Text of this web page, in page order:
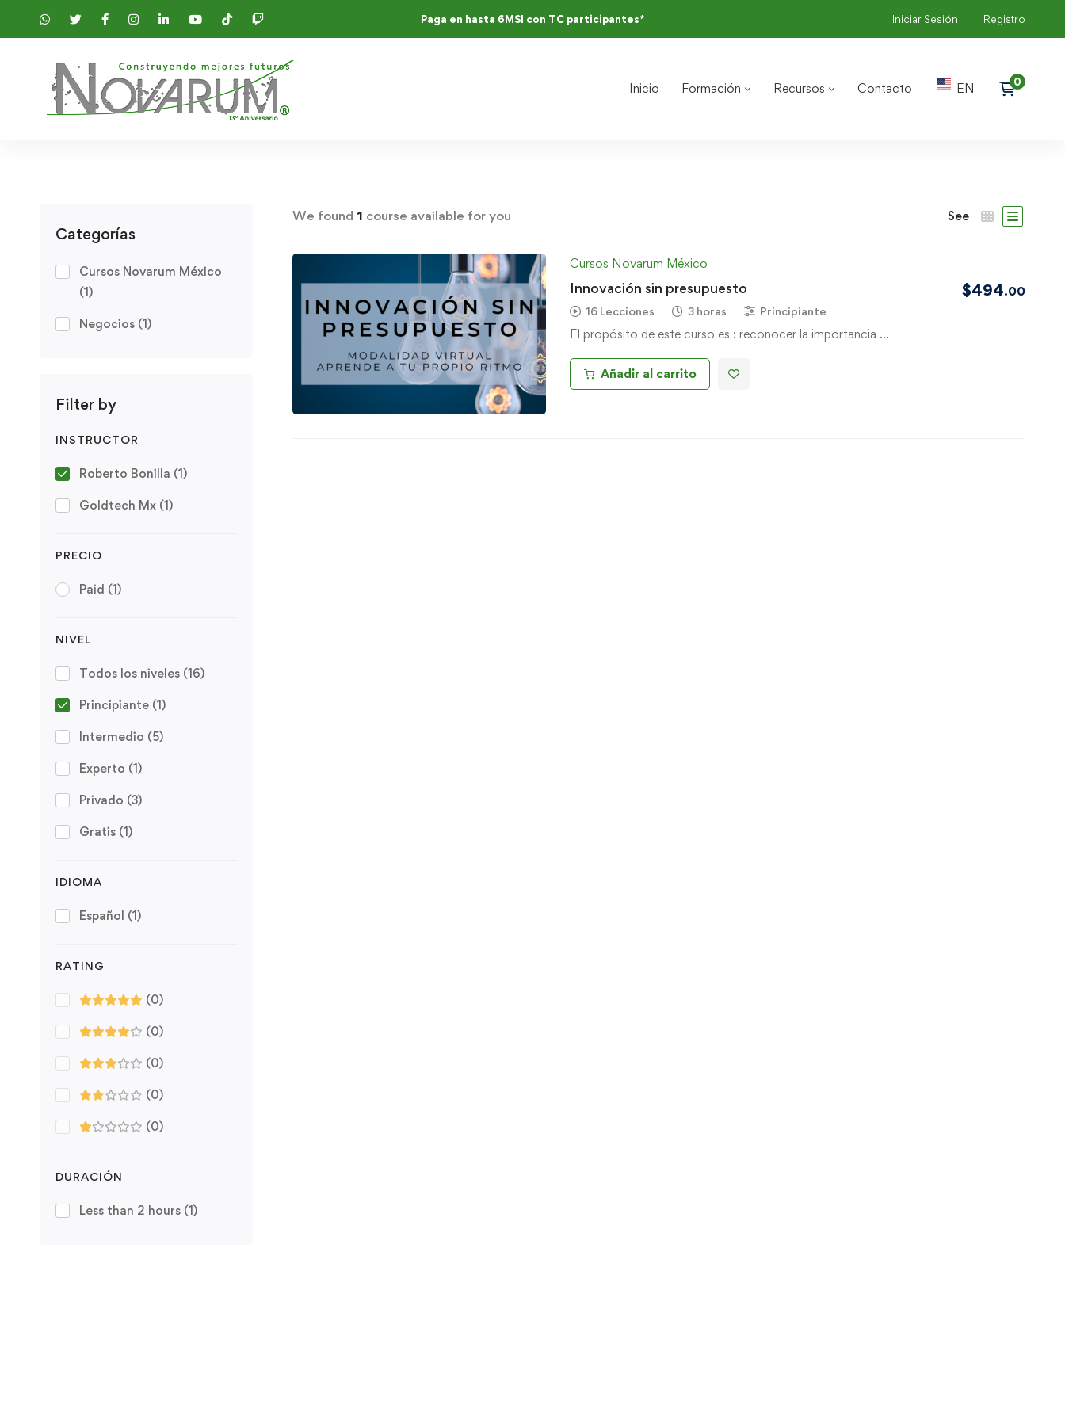
Paga en hasta 6MSI con TC participantes* Iniciar Sesión Registro
Inicio Formación Recursos Contacto EN
Categorías
Cursos Novarum México
(1)
Negocios (1)
Filter by
INSTRUCTOR
Roberto Bonilla (1)
Goldtech Mx (1)
PRECIO
Paid (1)
NIVEL
Todos los niveles (16)
Principiante (1)
Intermedio (5)
Experto (1)
Privado (3)
Gratis (1)
IDIOMA
Español (1)
RATING
(0)
(0)
(0)
(0)
(0)
DURACIÓN
Less than 2 hours (1)
We found 1 course available for you See
Cursos Novarum México
Innovación sin presupuesto
16 Lecciones 3 horas Principiante
El propósito de este curso es : reconocer la importancia …
$494.00
Añadir al carrito